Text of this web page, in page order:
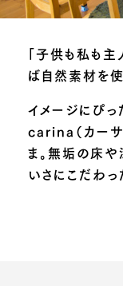
「子供も私も
ば自然素材を使
イメージにぴっ
carina（カーサ
ま。無垢の床
いさにこだわっ